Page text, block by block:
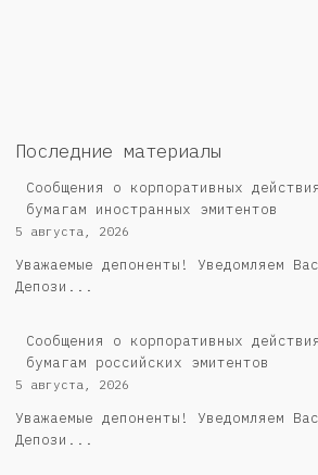
Последние материалы
Сообщения о корпоративных
бумагам иностранных эмитентов
5 августа, 2026
Уважаемые депоненты! Уведомляем
Депози...
Cообщения о корпоративных
бумагам российских эмитентов
5 августа, 2026
Уважаемые депоненты! Уведомляем
Депози...